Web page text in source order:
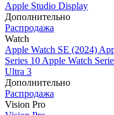
Apple Studio Display
Дополнительно
Распродажа
Watch
Apple Watch SE (2024)
Series 10 Apple Watch
Ultra 3
Дополнительно
Распродажа
Vision Pro